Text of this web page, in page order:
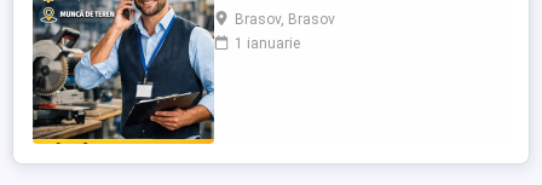
echipa de vânzări și căutăm un Agent
Vânzări Soluții Tehnice, orientat către
rezultate, cu experiență în vânzări B2B și
Brasov, Brasov
1 ianuarie